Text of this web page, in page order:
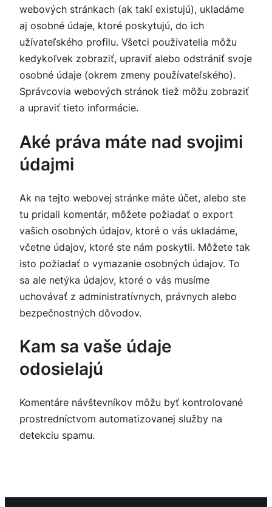
webových stránkach (ak takí existujú), ukladáme
aj osobné údaje, ktoré poskytujú, do ich
užívateľského profilu. Všetci používatelia môžu
kedykoľvek zobraziť, upraviť alebo odstrániť svoje
osobné údaje (okrem zmeny používateľského).
Správcovia webových stránok tiež môžu zobraziť
a upraviť tieto informácie.
Aké práva máte nad svojimi
údajmi
Ak na tejto webovej stránke máte účet, alebo ste
tu pridali komentár, môžete požiadať o export
vašich osobných údajov, ktoré o vás ukladáme,
včetne údajov, ktoré ste nám poskytli. Môžete tak
isto požiadať o vymazanie osobných údajov. To
sa ale netýka údajov, ktoré o vás musíme
uchovávať z administratívnych, právnych alebo
bezpečnostných dôvodov.
Kam sa vaše údaje
odosielajú
Komentáre návštevníkov môžu byť kontrolované
prostredníctvom automatizovanej služby na
detekciu spamu.